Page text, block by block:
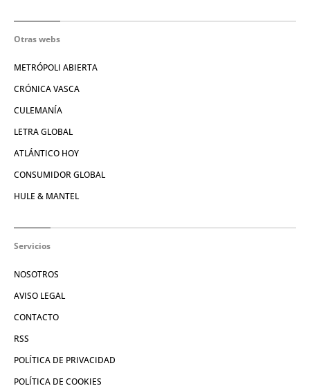
Otras webs
METRÓPOLI ABIERTA
CRÓNICA VASCA
CULEMANÍA
LETRA GLOBAL
ATLÁNTICO HOY
CONSUMIDOR GLOBAL
HULE & MANTEL
Servicios
NOSOTROS
AVISO LEGAL
CONTACTO
RSS
POLÍTICA DE PRIVACIDAD
POLÍTICA DE COOKIES